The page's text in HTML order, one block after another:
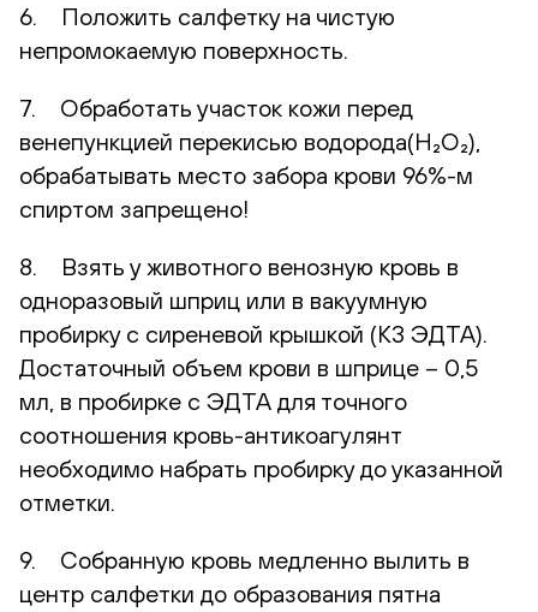
6. Положить салфетку на чистую
непромокаемую поверхность.
7. Обработать участок кожи перед
венепункцией перекисью водорода(H₂O₂),
обрабатывать место забора крови 96%-м
спиртом запрещено!
8. Взять у животного венозную кровь в
одноразовый шприц или в вакуумную
пробирку с сиреневой крышкой (К3 ЭДТА).
Достаточный объем крови в шприце – 0,5
мл, в пробирке с ЭДТА для точного
соотношения кровь-антикоагулянт
необходимо набрать пробирку до указанной
отметки.
9. Собранную кровь медленно вылить в
центр салфетки до образования пятна